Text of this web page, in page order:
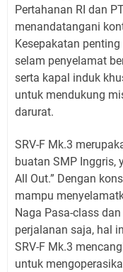
Pertahanan RI dan
menandatangani
Kesepakatan
selam penyelamat
serta kapal induk
untuk mendukung
darurat.
SRV-F Mk.3
buatan SMP Inggris,
All Out.” Dengan
mampu
Naga Pasa-class
perjalanan saja, hal
SRV-F Mk.3
untuk